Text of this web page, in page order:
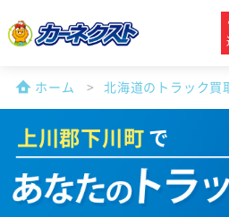
ホーム 北海道のトラック買
上川郡下川町で